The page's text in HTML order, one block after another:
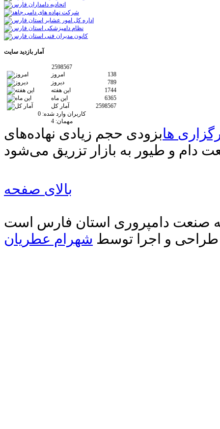
آمار بازدید سایت
2598567
امروز
138
دیروز
789
این هفته
1744
این ماه
6365
آمار کل
2598567
کاربران وارد شده: 0
مهمان: 4
هابزودی حجم زیادی نهاده‌های
دام و طیور به بازار تزریق می‌شود
بالای صفحه
صنعت دامپروری استان فارس است
طراحی و اجرا توسط شهرام عطریان